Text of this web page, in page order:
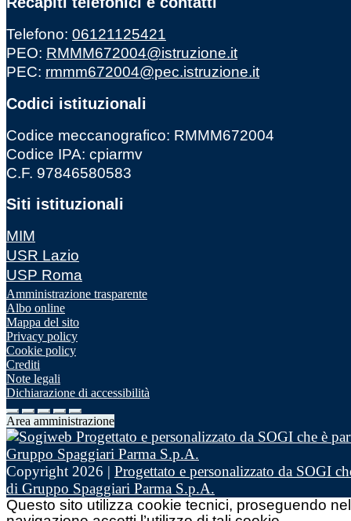
Telefono: 06121125421
PEO: RMMM672004@istruzione.it
PEC: rmmm672004@pec.istruzione.it
Codici istituzionali
Codice meccanografico: RMMM672004
Codice IPA: cpiarmv
C.F. 97846580583
Siti istituzionali
MIM
USR Lazio
USP Roma
Amministrazione trasparente
Albo online
Mappa del sito
Privacy policy
Cookie policy
Crediti
Note legali
Dichiarazione di accessibilità
Area amministrazione
Copyright 2026 | Progettato e personalizzato da SOGI
di Gruppo Spaggiari Parma S.p.A.
Questo sito utilizza cookie tecnici, proseguendo